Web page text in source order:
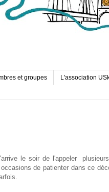
et groupes L'association
le soir de l'appeler
de patienter dans ce